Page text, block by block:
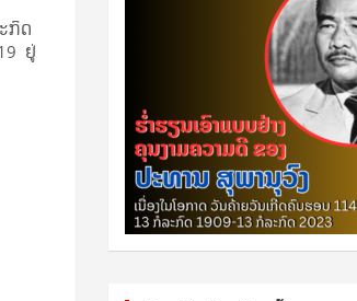
ກິດ
ຢູ່